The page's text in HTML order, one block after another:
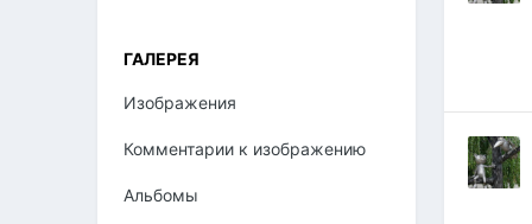
ГАЛЕРЕЯ
Изображения
Комментарии к изображению
Альбомы